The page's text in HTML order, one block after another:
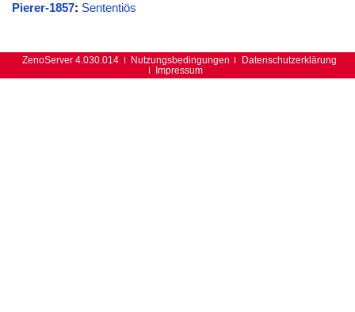
Pierer-1857: Sententiös
ZenoServer 4.030.014 Nutzungsbedingungen
Datenschutzerklärung
Impressum